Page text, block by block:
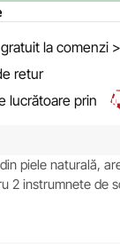
la comenzi >
retur
lucrătoare prin
piele naturală,
2 instrumnete de